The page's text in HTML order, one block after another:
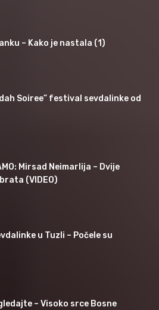
– Kako je nastala (1)
Soiree” festival sevdalinke od
Mirsad Neimarlija – Dvije
(VIDEO)
u Tuzli – Počele su
– Visoko srce Bosne